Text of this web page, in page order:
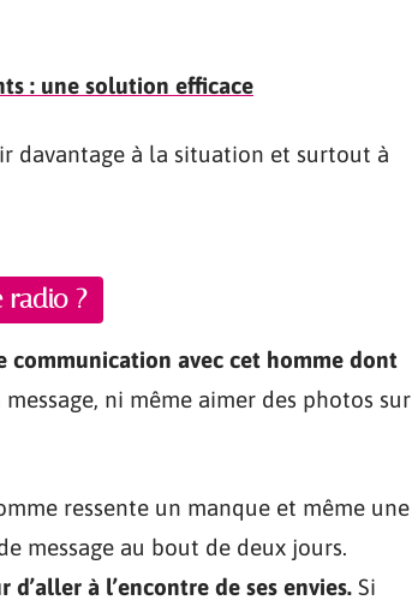
: une solution efficace
davantage à la situation et surtout à
radio ?
communication avec cet homme dont
ni même aimer des photos sur
ressente un manque et même une
message au bout de deux jours.
d’aller à l’encontre de ses envies. Si